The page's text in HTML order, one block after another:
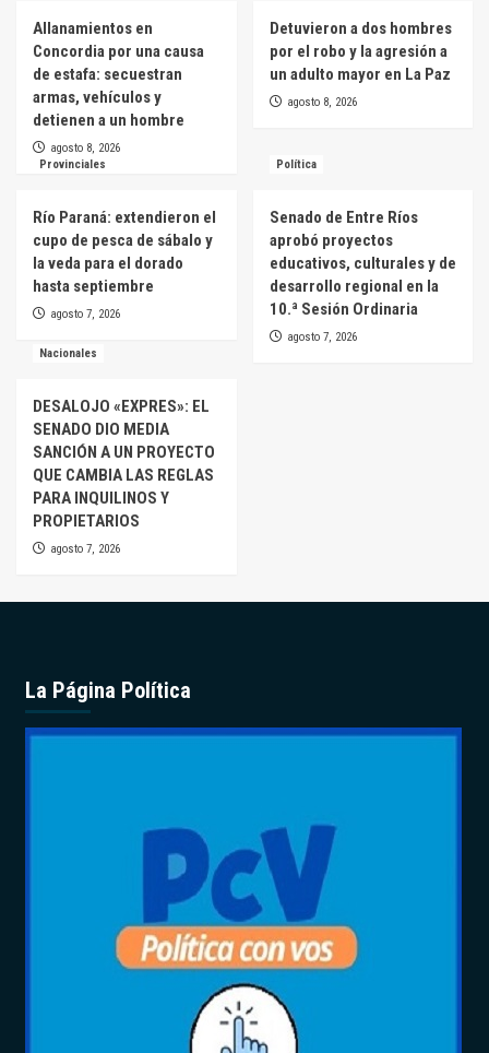
Allanamientos en
Concordia por una causa
de estafa: secuestran
armas, vehículos y
detienen a un hombre
agosto 8, 2026
Detuvieron a dos hombres
por el robo y la agresión a
un adulto mayor en La Paz
agosto 8, 2026
Provinciales
Río Paraná: extendieron el
cupo de pesca de sábalo y
la veda para el dorado
hasta septiembre
agosto 7, 2026
Política
Senado de Entre Ríos
aprobó proyectos
educativos, culturales y de
desarrollo regional en la
10.ª Sesión Ordinaria
agosto 7, 2026
Nacionales
DESALOJO «EXPRES»: EL
SENADO DIO MEDIA
SANCIÓN A UN PROYECTO
QUE CAMBIA LAS REGLAS
PARA INQUILINOS Y
PROPIETARIOS
agosto 7, 2026
La Página Política